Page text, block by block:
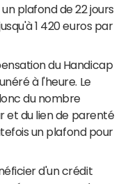
plafond de 22 jours
1 420 euros par
du Handicap
à l'heure. Le
du nombre
et du lien de parenté
un plafond pour
d'un crédit